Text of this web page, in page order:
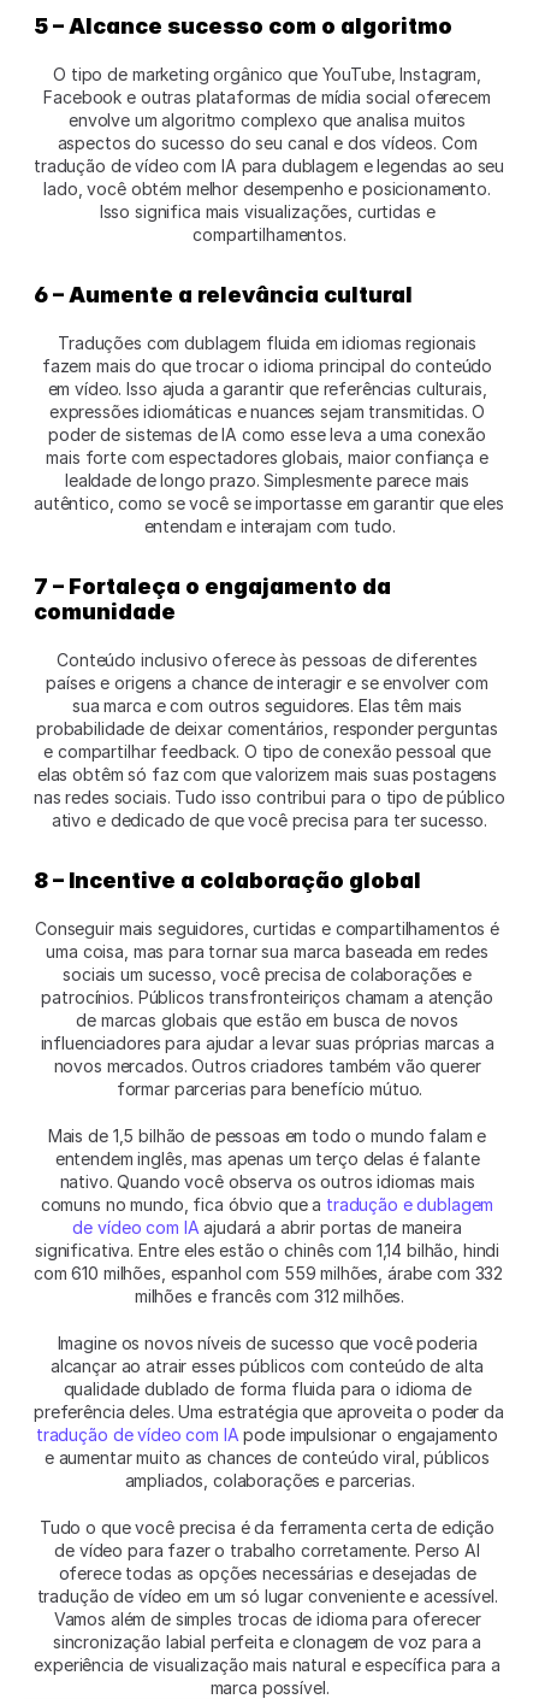
5 – Alcance sucesso com o algoritmo
O tipo de marketing orgânico que YouTube, Instagram,
Facebook e outras plataformas de mídia social oferecem
envolve um algoritmo complexo que analisa muitos
aspectos do sucesso do seu canal e dos vídeos. Com
tradução de vídeo com IA para dublagem e legendas ao seu
lado, você obtém melhor desempenho e posicionamento.
Isso significa mais visualizações, curtidas e
compartilhamentos.
6 – Aumente a relevância cultural
Traduções com dublagem fluida em idiomas regionais
fazem mais do que trocar o idioma principal do conteúdo
em vídeo. Isso ajuda a garantir que referências culturais,
expressões idiomáticas e nuances sejam transmitidas. O
poder de sistemas de IA como esse leva a uma conexão
mais forte com espectadores globais, maior confiança e
lealdade de longo prazo. Simplesmente parece mais
autêntico, como se você se importasse em garantir que eles
entendam e interajam com tudo.
7 – Fortaleça o engajamento da
comunidade
Conteúdo inclusivo oferece às pessoas de diferentes
países e origens a chance de interagir e se envolver com
sua marca e com outros seguidores. Elas têm mais
probabilidade de deixar comentários, responder perguntas
e compartilhar feedback. O tipo de conexão pessoal que
elas obtêm só faz com que valorizem mais suas postagens
nas redes sociais. Tudo isso contribui para o tipo de público
ativo e dedicado de que você precisa para ter sucesso.
8 – Incentive a colaboração global
Conseguir mais seguidores, curtidas e compartilhamentos é
uma coisa, mas para tornar sua marca baseada em redes
sociais um sucesso, você precisa de colaborações e
patrocínios. Públicos transfronteiriços chamam a atenção
de marcas globais que estão em busca de novos
influenciadores para ajudar a levar suas próprias marcas a
novos mercados. Outros criadores também vão querer
formar parcerias para benefício mútuo.
Mais de 1,5 bilhão de pessoas em todo o mundo falam e
entendem inglês, mas apenas um terço delas é falante
nativo. Quando você observa os outros idiomas mais
comuns no mundo, fica óbvio que a tradução e dublagem
de vídeo com IA ajudará a abrir portas de maneira
significativa. Entre eles estão o chinês com 1,14 bilhão, hindi
com 610 milhões, espanhol com 559 milhões, árabe com 332
milhões e francês com 312 milhões.
Imagine os novos níveis de sucesso que você poderia
alcançar ao atrair esses públicos com conteúdo de alta
qualidade dublado de forma fluida para o idioma de
tradução de vídeo com IA pode impulsionar o engajamento
e aumentar muito as chances de conteúdo viral, públicos
ampliados, colaborações e parcerias.
Tudo o que você precisa é da ferramenta certa de edição
de vídeo para fazer o trabalho corretamente. Perso AI
oferece todas as opções necessárias e desejadas de
tradução de vídeo em um só lugar conveniente e acessível.
Vamos além de simples trocas de idioma para oferecer
sincronização labial perfeita e clonagem de voz para a
experiência de visualização mais natural e específica para a
marca possível.